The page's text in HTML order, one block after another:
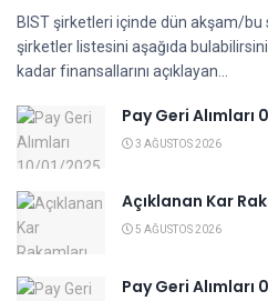
BIST şirketleri içinde dün akşam/bu
şirketler listesini aşağıda
kadar finansallarını açıklayan...
Pay Geri
3 AĞUSTOS 2026
Açıklanan Kar
5 AĞUSTOS 2026
Pay Geri